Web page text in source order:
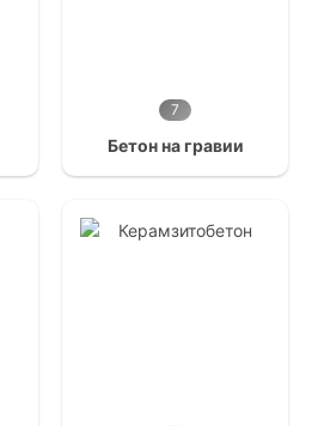
7
Бетон на гравии